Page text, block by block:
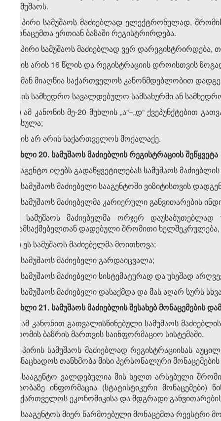
სამუშაოს.
2. პირი სამუშაოს მაძიებლად ელექტრონულად,
მონაცემთა ერთიან ბაზაში რეგისტრირდება.
3. პირი სამუშაოს მაძიებლად ვერ დარეგისტრირდება,
ა) ის არის 16 წლის და რეგისტრაციის დროისთვის
ბ) მან მიაღწია საქართველოს კანონმდებლობით
გ) ის სამხედრო სავალდებულო სამსახურში ან
დ) ამ კანონის მე-20 მუხლის „ა“−„დ“ ქვეპუნქტებით
გასულა;
ე) ის არ არის საქართველოს მოქალაქე.
მუხლი 20. სამუშაოს მაძიებლის რეგისტრაციის შეწყვეტა
სააგენტო იღებს გადაწყვეტილებას სამუშაოს
ა) სამუშაოს მაძიებელი სააგენტოში ვიზიტისთვის
ბ) სამუშაოს მაძიებელმა კარიერული განვითარების
გ) სამუშაოს მაძიებელმა ორჯერ
დამსაქმებელთან დადებული შრომითი
დ) ეს სამუშაოს მაძიებელმა მოითხოვა;
ე) სამუშაოს მაძიებელი გარდაიცვალა;
ვ) სამუშაოს მაძიებელი სისტემატურად და უხეშად
ზ) სამუშაოს მაძიებელი დასაქმდა და მას აღარ სურს
მუხლი 21. სამუშაოს მაძიებლის შესახებ მონაცემების
1. ამ კანონით გათვალისწინებული სამუშაოს
შრომის ბაზრის მართვის საინფორმაციო სისტემაში.
2. პირის სამუშაოს მაძიებლად რეგისტრაციისას
განაცხადოს თანხმობა მისი პერსონალური მონაცემების
3. სააგენტო ვალდებულია მის ხელთ არსებული
თაობაზე ინფორმაცია (სტატისტიკური
საქართველოს ეკონომიკისა და მდგრადი
4. სააგენტოს მიერ წარმოებული მონაცემთა რეესტრი